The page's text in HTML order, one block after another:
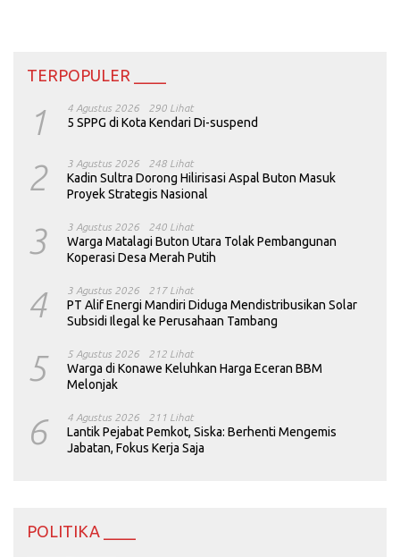
TERPOPULER ____
1 4 Agustus 2026 290 Lihat
5 SPPG di Kota Kendari Di-suspend
2 3 Agustus 2026 248 Lihat
Kadin Sultra Dorong Hilirisasi Aspal Buton Masuk
Proyek Strategis Nasional
3 3 Agustus 2026 240 Lihat
Warga Matalagi Buton Utara Tolak Pembangunan
Koperasi Desa Merah Putih
4 3 Agustus 2026 217 Lihat
PT Alif Energi Mandiri Diduga Mendistribusikan Solar
Subsidi Ilegal ke Perusahaan Tambang
5 5 Agustus 2026 212 Lihat
Warga di Konawe Keluhkan Harga Eceran BBM
Melonjak
6 4 Agustus 2026 211 Lihat
Lantik Pejabat Pemkot, Siska: Berhenti Mengemis
Jabatan, Fokus Kerja Saja
POLITIKA ____